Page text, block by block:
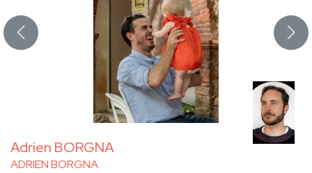
Adrien BORGNA
ADRIEN BORGNA